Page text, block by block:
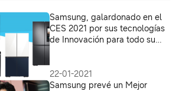
Samsung, galardonado en el
CES 2021 por sus tecnologías
de Innovación para todo su
22-01-2021
Samsung prevé un Mejor